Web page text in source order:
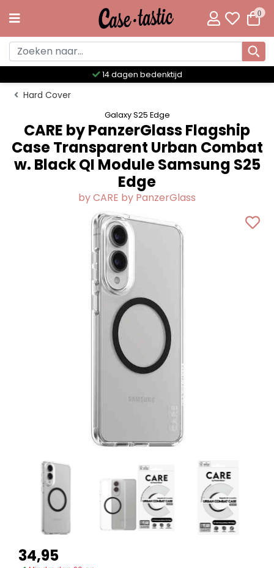
0
Meer dan 300 unieke designs
Hard Cover
Galaxy S25 Edge
CARE by PanzerGlass Flagship
Case Transparent Urban Combat
w. Black QI Module Samsung S25
Edge
by CARE by PanzerGlass
34,95